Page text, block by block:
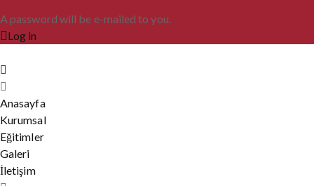
A password will be e-mailed to you.
Log in
Anasayfa
Kurumsal
Eğitimler
Galeri
İletişim